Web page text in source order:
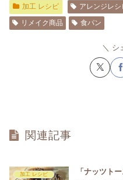
加工 レシピ アレンジレシ
リメイク商品
食パン
シ
関連記事
加工 レシピ 「ナッツト